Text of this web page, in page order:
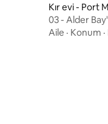
Kır evi - Port
03 - Alder
Batımı
Aile · Konum ·